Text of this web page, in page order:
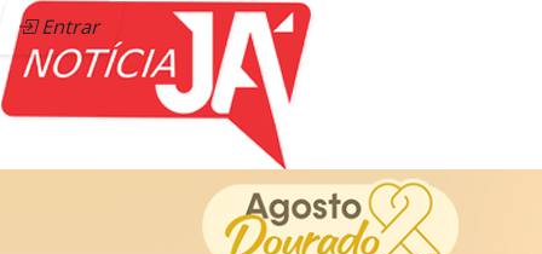
Entrar